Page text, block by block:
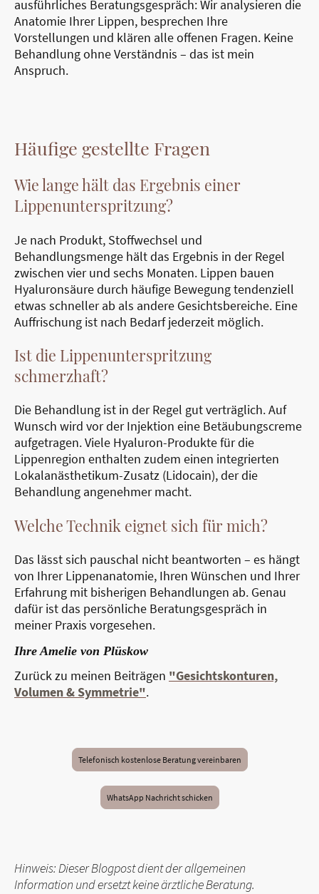
ausführliches Beratungsgespräch: Wir analysieren die
Anatomie Ihrer Lippen, besprechen Ihre
Vorstellungen und klären alle offenen Fragen. Keine
Behandlung ohne Verständnis – das ist mein
Anspruch.
Häufige gestellte Fragen
Wie lange hält das Ergebnis einer
Lippenunterspritzung?
Je nach Produkt, Stoffwechsel und
Behandlungsmenge hält das Ergebnis in der Regel
zwischen vier und sechs Monaten. Lippen bauen
Hyaluronsäure durch häufige Bewegung tendenziell
etwas schneller ab als andere Gesichtsbereiche. Eine
Auffrischung ist nach Bedarf jederzeit möglich.
Ist die Lippenunterspritzung
schmerzhaft?
Die Behandlung ist in der Regel gut verträglich. Auf
Wunsch wird vor der Injektion eine Betäubungscreme
aufgetragen. Viele Hyaluron-Produkte für die
Lippenregion enthalten zudem einen integrierten
Lokalanästhetikum-Zusatz (Lidocain), der die
Behandlung angenehmer macht.
Welche Technik eignet sich für mich?
Das lässt sich pauschal nicht beantworten – es hängt
von Ihrer Lippenanatomie, Ihren Wünschen und Ihrer
Erfahrung mit bisherigen Behandlungen ab. Genau
dafür ist das persönliche Beratungsgespräch in
meiner Praxis vorgesehen.
Ihre Amelie von Plüskow
Zurück zu meinen Beiträgen "Gesichtskonturen,
Volumen & Symmetrie".
Telefonisch kostenlose Beratung vereinbaren
WhatsApp Nachricht schicken
Hinweis: Dieser Blogpost dient der allgemeinen
Information und ersetzt keine ärztliche Beratung.